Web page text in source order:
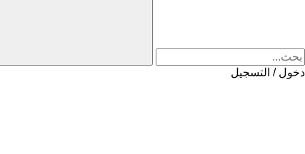
دخول / التسجيل